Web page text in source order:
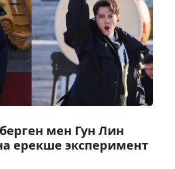
мен Гун Лин
ерекше эксперимент